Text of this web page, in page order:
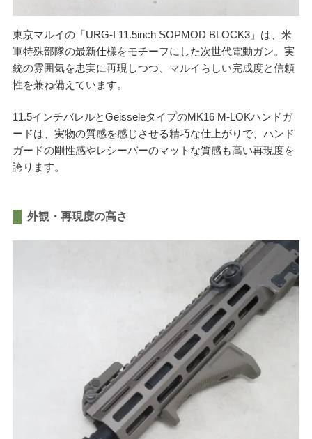
かんたんLINE相談
くれいも屋について
会社概要
スタッフブログ
オンラインショップ
東京マルイの「URG-I 11.5inch SOPMOD BLOCK3」は、米
軍特殊部隊の最新仕様をモチーフにした次世代電動ガン。実
銃の雰囲気を忠実に再現しつつ、マルイらしい完成度と信頼
性を兼ね備えています。
11.5インチバレルとGeisseleタイプのMK16 M-LOKハンドガ
ードは、実物の質感を感じさせる精巧な仕上がりで、ハンド
ガードの剛性感やレシーバーのマットな質感も高い再現度を
誇ります。
外観・再現度の高さ